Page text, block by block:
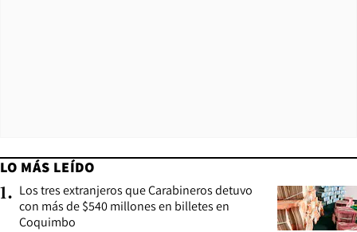
LO MÁS LEÍDO
1. Los tres extranjeros que Carabineros detuvo
con más de $540 millones en billetes en
Coquimbo